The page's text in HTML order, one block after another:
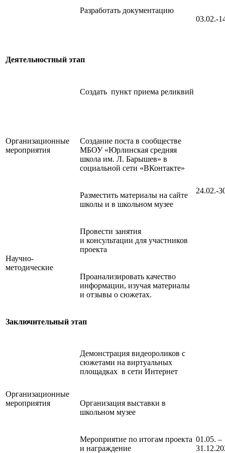
Разработать документацию
03.02.-
Деятельностный этап
Организационные
мероприятия
Создать пункт приема реликвий
24.02.-
Создание поста в сообществе
МБОУ «Юрлинская средняя
школа им. Л. Барышев» в
социальной сети «ВКонтакте»
Разместить материалы на сайте
школы и в школьном музее
Научно-
методические
Провести занятия
и консультации для участников
проекта
Проанализировать качество
информации, изучая материалы
и отзывы о сюжетах.
Заключительный этап
Организационные
мероприятия
Демонстрация видеороликов с
сюжетами на виртуальных
площадках в сети Интернет
01.05. –
Организация выставки в
школьном музее
Мероприятие по итогам проекта
и награждение